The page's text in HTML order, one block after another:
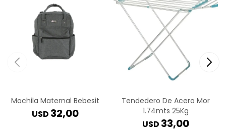
Mochila Maternal Bebesit
USD 32,00
Tendedero De Acero Mor
1.74mts 25Kg
USD 33,00